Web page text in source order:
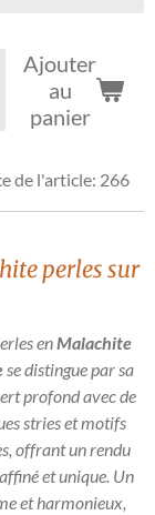
Ajouter
au
panier
de l'article: 266
perles sur
enMalachite
se distingue par sa
profond avec de
stries et motifs
offrant un rendu
et unique. Un
et harmonieux,